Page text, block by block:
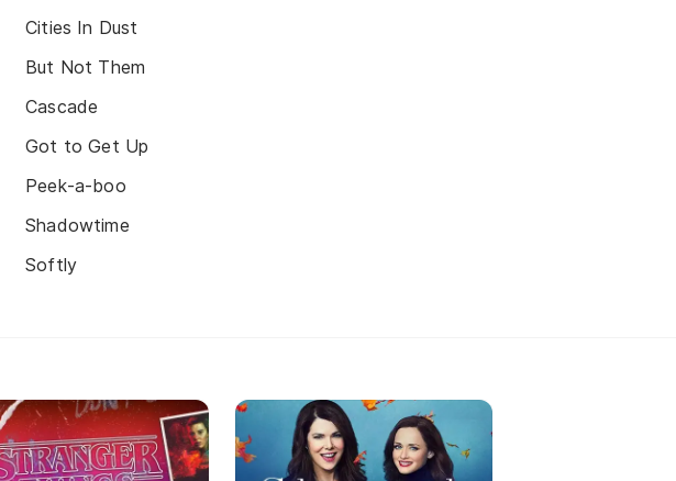
Cities In Dust
But Not Them
Cascade
Got to Get Up
Peek-a-boo
Shadowtime
Softly